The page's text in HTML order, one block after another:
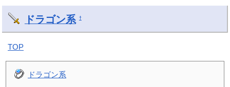
ドラゴン系 †
TOP
ドラゴン系